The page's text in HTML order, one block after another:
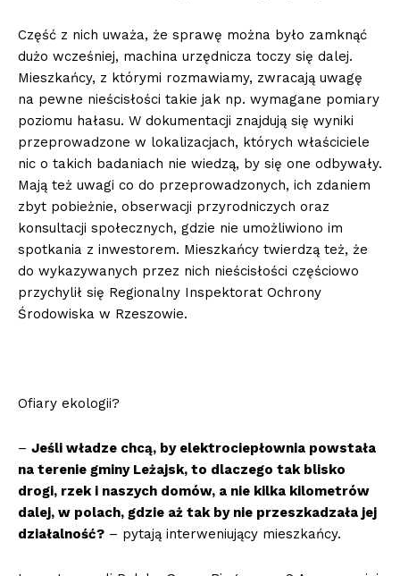
Część z nich uważa, że sprawę można było zamknąć
dużo wcześniej, machina urzędnicza toczy się dalej.
Mieszkańcy, z którymi rozmawiamy, zwracają uwagę
na pewne nieścisłości takie jak np. wymagane pomiary
poziomu hałasu. W dokumentacji znajdują się wyniki
przeprowadzone w lokalizacjach, których właściciele
nic o takich badaniach nie wiedzą, by się one odbywały.
Mają też uwagi co do przeprowadzonych, ich zdaniem
zbyt pobieżnie, obserwacji przyrodniczych oraz
konsultacji społecznych, gdzie nie umożliwiono im
spotkania z inwestorem. Mieszkańcy twierdzą też, że
do wykazywanych przez nich nieścisłości częściowo
przychylił się Regionalny Inspektorat Ochrony
Środowiska w Rzeszowie.
Ofiary ekologii?
– Jeśli władze chcą, by elektrociepłownia powstała
na terenie gminy Leżajsk, to dlaczego tak blisko
drogi, rzek i naszych domów, a nie kilka kilometrów
dalej, w polach, gdzie aż tak by nie przeszkadzała jej
działalność? – pytają interweniujący mieszkańcy.